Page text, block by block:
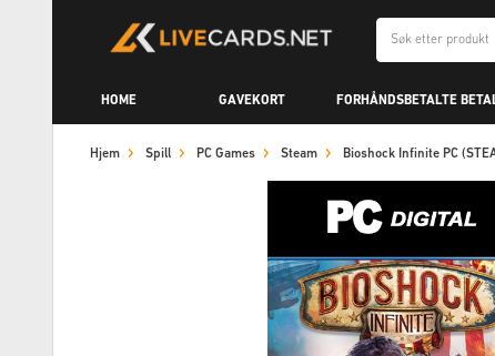
HOME GAVEKORT FORHÅNDSBETALTE
Hjem Spill PC Games Steam Bioshock Infinite PC